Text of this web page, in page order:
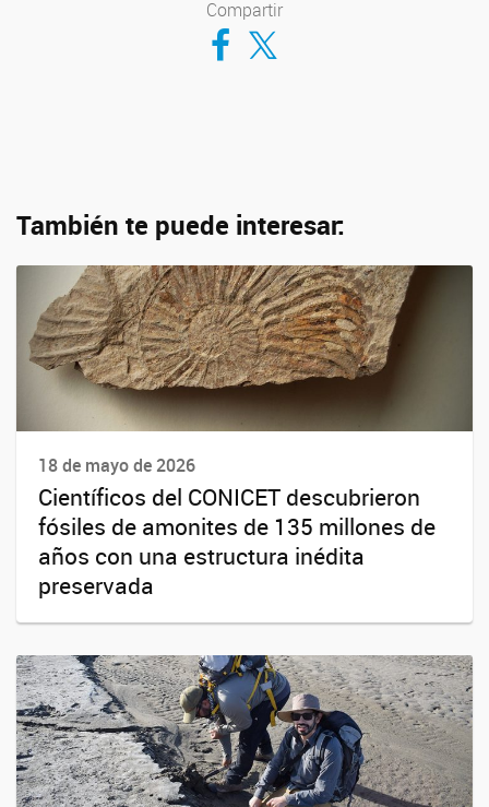
Compartir
Compartir en Facebook
Compartir en Twitter
También te puede interesar:
18 de mayo de 2026
Científicos del CONICET descubrieron
fósiles de amonites de 135 millones de
años con una estructura inédita
preservada